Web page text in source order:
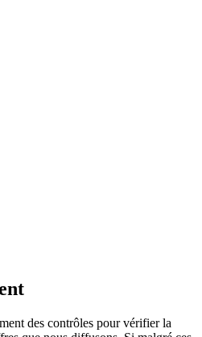
des contrôles pour vérifier la